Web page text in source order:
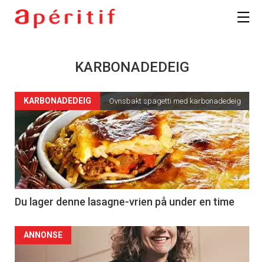
KARBONADEDEIG
KARBONADEDEIG Ovnsbakt spagetti med karbonadedeig
Du lager denne lasagne-vrien på under en time
ANNONSE